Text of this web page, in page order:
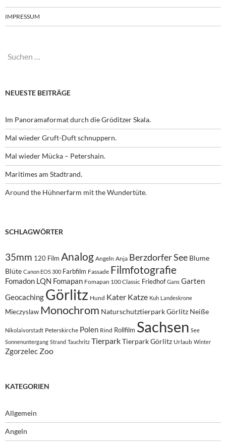
IMPRESSUM
Suchen
NEUESTE BEITRÄGE
Im Panoramaformat durch die Gröditzer Skala.
Mal wieder Gruft-Duft schnuppern.
Mal wieder Mücka – Petershain.
Maritimes am Stadtrand.
Around the Hühnerfarm mit the Wundertüte.
SCHLAGWÖRTER
35mm 120 Film Analog Angeln Anja Berzdorfer See Blume
Blüte Canon EOS 300 Farbfilm Fassade Filmfotografie
Fomadon LQN Fomapan Fomapan 100 Classic Friedhof Gans Garten
Geocaching Görlitz Hund Kater Katze Kuh Landeskrone
Mieczyslaw Monochrom Naturschutztierpark Görlitz Neiße
Nikolaivorstadt Peterskirche Polen Rind Rollfilm Sachsen See
Sonnenuntergang Strand Tauchritz TierparkTierpark Görlitz Urlaub Winter
Zgorzelec Zoo
KATEGORIEN
Allgemein
Angeln